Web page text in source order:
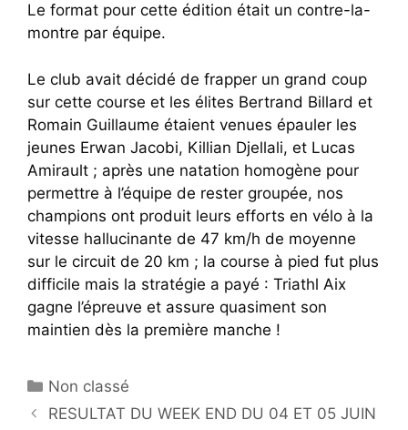
Le format pour cette édition était un contre-la-
montre par équipe.
Le club avait décidé de frapper un grand coup
sur cette course et les élites Bertrand Billard et
Romain Guillaume étaient venues épauler les
jeunes Erwan Jacobi, Killian Djellali, et Lucas
Amirault ; après une natation homogène pour
permettre à l’équipe de rester groupée, nos
champions ont produit leurs efforts en vélo à la
vitesse hallucinante de 47 km/h de moyenne
sur le circuit de 20 km ; la course à pied fut plus
difficile mais la stratégie a payé : Triathl Aix
gagne l’épreuve et assure quasiment son
maintien dès la première manche !
Catégories
Non classé
RESULTAT DU WEEK END DU 04 ET 05 JUIN